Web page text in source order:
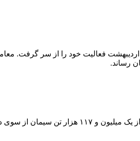
بازارهای فرابورس ایران پس از حدود ۸۰ روز تعطیلی و ۵۲ روز توقف معاملات سهام و ابزارهای
تالار سیمان بورس کالای ایران امروز یکشنبه ۲۰ اردیبهشت میزبان